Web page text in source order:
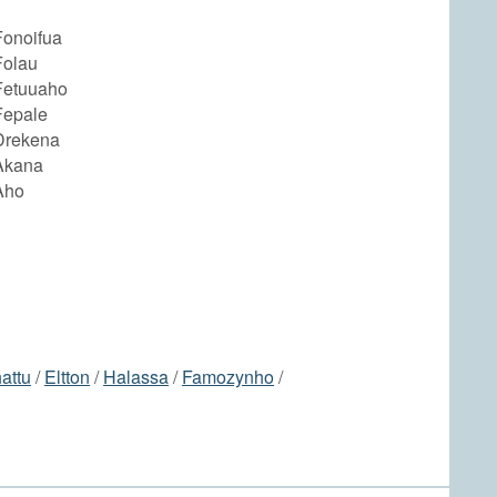
/Eltton /Halassa/Famozynho/